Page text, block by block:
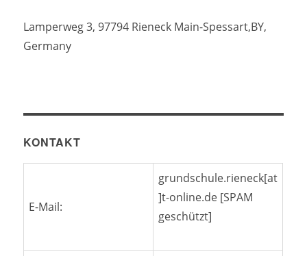
Lamperweg 3, 97794 Rieneck Main-Spessart,BY,
Germany
KONTAKT
E-Mail:
grundschule.rieneck[at
]t-online.de [SPAM
geschützt]